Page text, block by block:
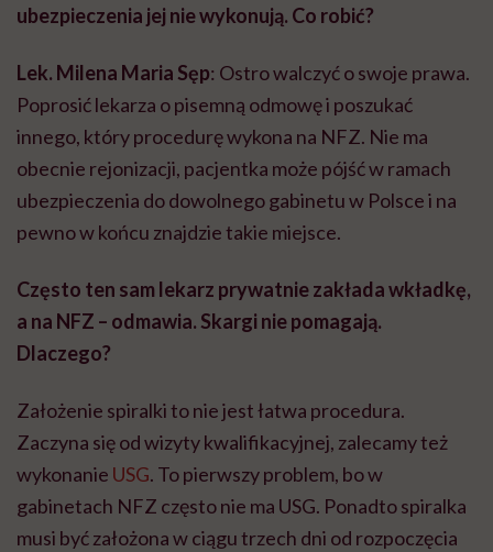
ubezpieczenia jej nie wykonują. Co robić?
Lek. Milena Maria Sęp: Ostro walczyć o swoje prawa.
Poprosić lekarza o pisemną odmowę i poszukać
innego, który procedurę wykona na NFZ. Nie ma
obecnie rejonizacji, pacjentka może pójść w ramach
ubezpieczenia do dowolnego gabinetu w Polsce i na
pewno w końcu znajdzie takie miejsce.
Często ten sam lekarz prywatnie zakłada wkładkę,
a na NFZ – odmawia. Skargi nie pomagają.
Dlaczego?
Założenie spiralki to nie jest łatwa procedura.
Zaczyna się od wizyty kwalifikacyjnej, zalecamy też
wykonanie USG. To pierwszy problem, bo w
gabinetach NFZ często nie ma USG. Ponadto spiralka
musi być założona w ciągu trzech dni od rozpoczęcia